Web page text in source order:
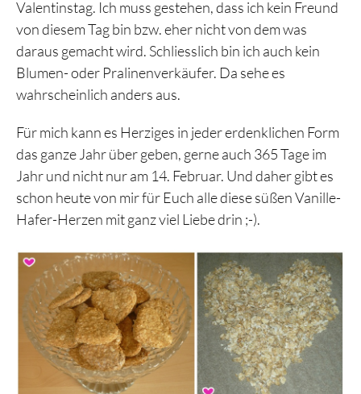
Valentinstag. Ich muss gestehen, dass ich kein Freund
von diesem Tag bin bzw. eher nicht von dem was
daraus gemacht wird. Schliesslich bin ich auch kein
Blumen- oder Pralinenverkäufer. Da sehe es
wahrscheinlich anders aus.
Für mich kann es Herziges in jeder erdenklichen Form
das ganze Jahr über geben, gerne auch 365 Tage im
Jahr und nicht nur am 14. Februar. Und daher gibt es
schon heute von mir für Euch alle diese süßen Vanille-
Hafer-Herzen mit ganz viel Liebe drin ;-).